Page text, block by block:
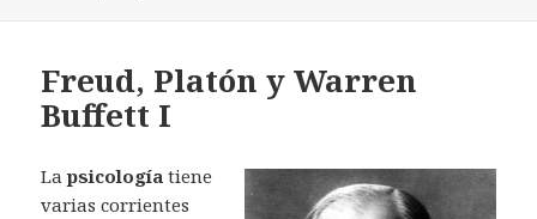
Freud, Platón y Warren
Buffett I
Lapsicología tiene
varias corrientes